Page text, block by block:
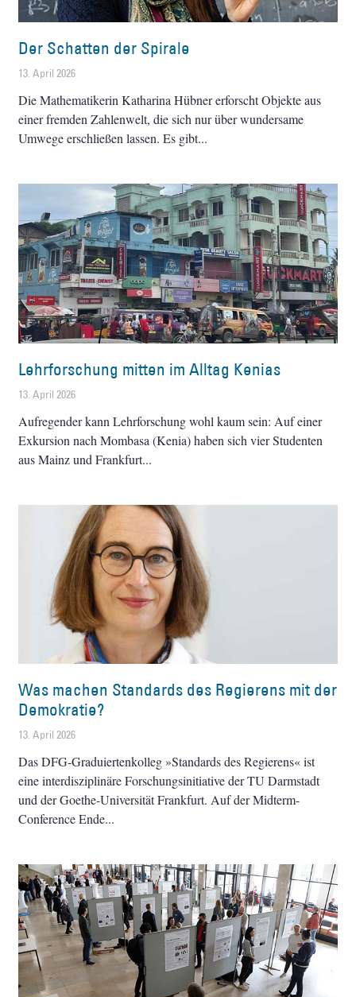
Der Schatten der Spirale
13. April 2026
Die Mathematikerin Katharina Hübner erforscht Objekte aus
einer fremden Zahlenwelt, die sich nur über wundersame
Umwege erschließen lassen. Es gibt
Lehrforschung mitten im Alltag Kenias
13. April 2026
Aufregender kann Lehrforschung wohl kaum sein: Auf einer
Exkursion nach Mombasa (Kenia) haben sich vier Studenten
aus Mainz und Frankfurt
Was machen Standards des Regierens mit der
Demokratie?
13. April 2026
Das DFG-Graduiertenkolleg »Standards des Regierens« ist
eine interdisziplinäre Forschungsinitiative der TU Darmstadt
und der Goethe-Universität Frankfurt. Auf der Midterm-
Conference Ende